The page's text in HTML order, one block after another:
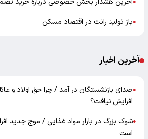
●آخرین هشدار بخش خصوصی درباره خرید
●باز تولید رانت در اقتصاد مسکن
آخرین اخبار
●صدای بازنشستگان در آمد / چرا حق اولاد و
افزایش نیافت؟
●شوک بزرگ در بازار مواد غذایی / موج جدید
است